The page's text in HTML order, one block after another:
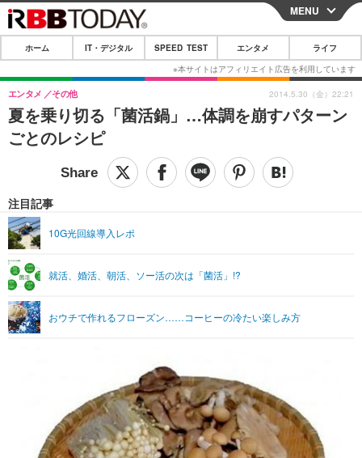
CLOSE
ホーム
IT・デジタル
IT・デジタルTOP スマートフォン
ショッピング その他
SPEED TEST
エンタメTOP 映画・ドラマ
グラビア
ショッピング その他
ライフTOP
リリース一覧
プッシュ通知の停止方法
MENU
ホーム IT・デジタル SPEED TEST エンタメ ライフ
夏を乗り切る「菌活鍋」…体調を崩すパターン
ごとのレシピ
エンタメ その他
注目記事
10G光回線導入レポ
就活、婚活、朝活、ソー活の次は「菌活」!?
おウチで作れるフローズン……コーヒーの冷たい楽しみ方
2014.5.30（金）22:21